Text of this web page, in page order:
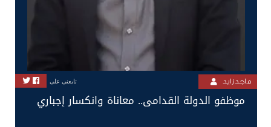
ماجد زايد تابعنى على
موظفو الدولة القدامى.. معاناة وانكسار إجباري